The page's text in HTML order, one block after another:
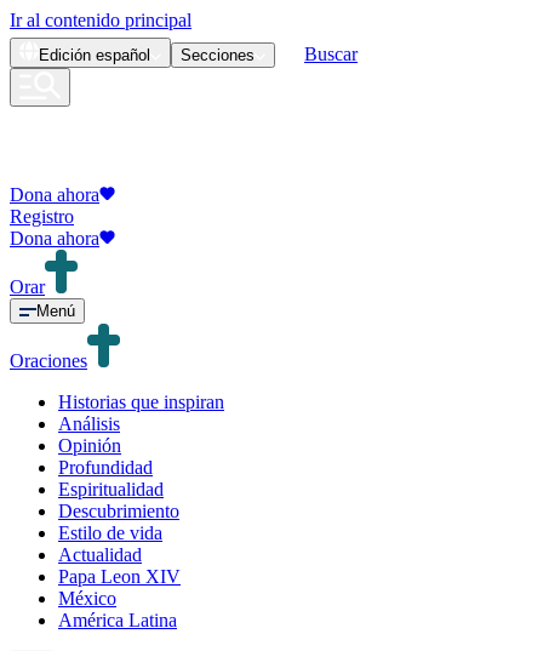
Ir al contenido principal
Edición español Secciones Buscar
Dona ahora
Registro
Dona ahora
Orar
Menú
Oraciones
Historias que inspiran
Análisis
Opinión
Profundidad
Espiritualidad
Descubrimiento
Estilo de vida
Actualidad
Papa Leon XIV
México
América Latina